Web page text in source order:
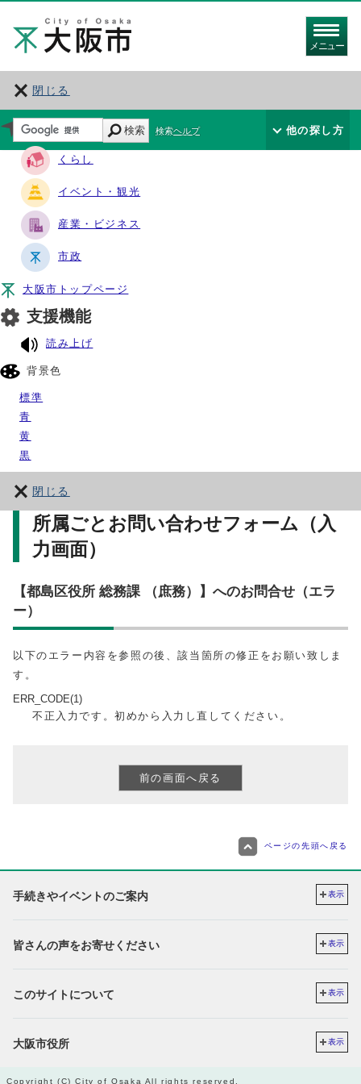
メニュー
閉じる
サイト・ナビ
くらし
イベント・観光
産業・ビジネス
市政
大阪市トップページ
支援機能
読み上げ
背景色
標準
青
黄
黒
閉じる
検索 検索ヘルプ 他の探し方
所属ごとお問い合わせフォーム（入
力画面）
【都島区役所 総務課 （庶務）】へのお問合せ（エラ
ー）
以下のエラー内容を参照の後、該当箇所の修正をお願い致しま
す。
ERR_CODE(1)
不正入力です。初めから入力し直してください。
ページの先頭へ戻る
手続きやイベントのご案内 表示
皆さんの声をお寄せください 表示
このサイトについて 表示
大阪市役所 表示
Copyright (C) City of Osaka All rights reserved.